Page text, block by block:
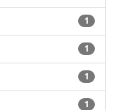
1
1
1
1